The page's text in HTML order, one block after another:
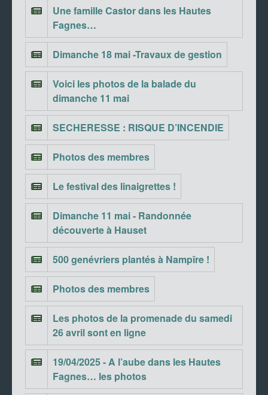
Une famille Castor dans les Hautes
Fagnes…
Dimanche 18 mai -Travaux de gestion
Voici les photos de la balade du
dimanche 11 mai
SECHERESSE : RISQUE D’INCENDIE
Photos des membres
Le festival des linaigrettes !
Dimanche 11 mai - Randonnée
découverte à Hauset
500 genévriers plantés à Nampîre !
Photos des membres
Les photos de la promenade du samedi
26 avril sont en ligne
19/04/2025 - A l’aube dans les Hautes
Fagnes… les photos